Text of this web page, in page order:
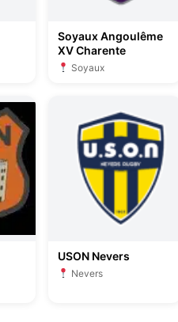
Soyaux Angoulême
XV Charente
Soyaux
USON Nevers
Nevers